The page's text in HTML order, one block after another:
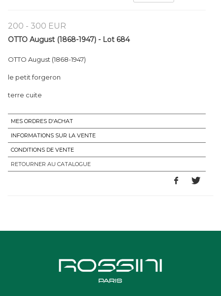
200 - 300 EUR
OTTO August (1868-1947) - Lot 684
OTTO August (1868-1947)
le petit forgeron
terre cuite
MES ORDRES D'ACHAT
INFORMATIONS SUR LA VENTE
CONDITIONS DE VENTE
RETOURNER AU CATALOGUE